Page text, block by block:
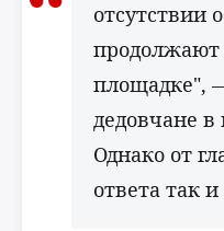
отсутствии
продолжают
площадке",
дедовчане в
Однако от
ответа так